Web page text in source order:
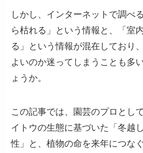
しかし、インターネットで調べ
ら枯れる」という情報と、「室
る」という情報が混在しており
よいのか迷ってしまうことも多
ょうか。
この記事では、園芸のプロとし
イトウの生態に基づいた「冬越
性」と、植物の命を来年につな